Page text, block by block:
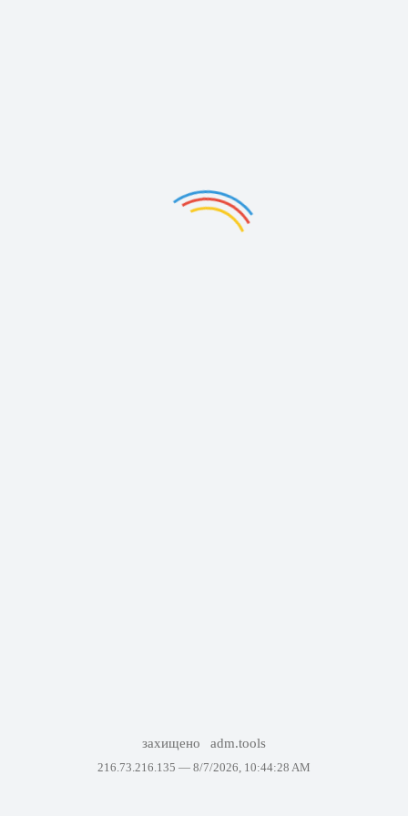
захищено adm.tools
216.73.216.135 — 8/7/2026, 10:44:28 AM